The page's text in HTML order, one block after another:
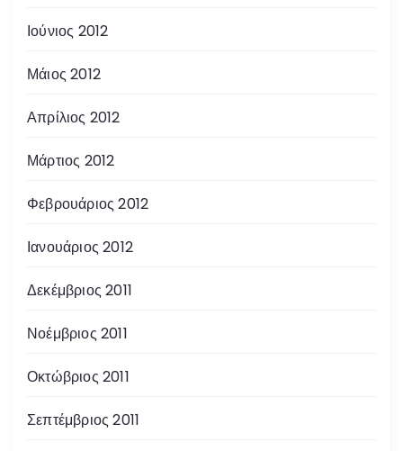
Ιούνιος 2012
Μάιος 2012
Απρίλιος 2012
Μάρτιος 2012
Φεβρουάριος 2012
Ιανουάριος 2012
Δεκέμβριος 2011
Νοέμβριος 2011
Οκτώβριος 2011
Σεπτέμβριος 2011